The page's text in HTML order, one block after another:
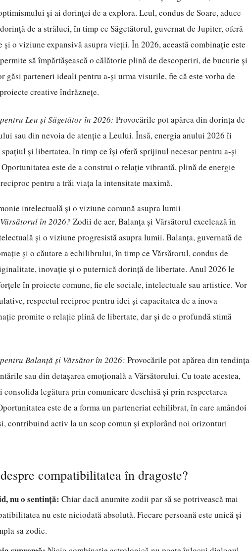
și ai dorinței de a explora. Leul, condus de Soare, aduce
de a străluci, în timp ce Săgetătorul, guvernat de Jupiter, oferă
o viziune expansivă asupra vieții. În 2026, această combinație este
să împărtășească o călătorie plină de descoperiri, de bucurie și
găsi parteneri ideali pentru a-și urma visurile, fie că este vorba de
creative îndrăznețe.
Leu și Săgetător în 2026: Provocările pot apărea din dorința de
sau din nevoia de atenție a Leului. Însă, energia anului 2026 îi
și libertatea, în timp ce își oferă sprijinul necesar pentru a-și
este de a construi o relație vibrantă, plină de energie
pentru a trăi viața la intensitate maximă.
intelectuală și o viziune comună asupra lumii
în 2026? Zodii de aer, Balanța și Vărsătorul excelează în
și o viziune progresistă asupra lumii. Balanța, guvernată de
și o căutare a echilibrului, în timp ce Vărsătorul, condus de
inovație și o puternică dorință de libertate. Anul 2026 le
în proiecte comune, fie ele sociale, intelectuale sau artistice. Vor
respectul reciproc pentru idei și capacitatea de a inova
promite o relație plină de libertate, dar și de o profundă stimă
Balanță și Vărsător în 2026: Provocările pot apărea din tendința
sau din detașarea emoțională a Vărsătorului. Cu toate acestea,
consolida legătura prin comunicare deschisă și prin respectarea
este de a forma un parteneriat echilibrat, în care amândoi
contribuind activ la un scop comun și explorând noi orizonturi
compatibilitatea în dragoste?
nu o sentință: Chiar dacă anumite zodii par să se potrivească mai
nu este niciodată absolută. Fiecare persoană este unică și
sa zodie.